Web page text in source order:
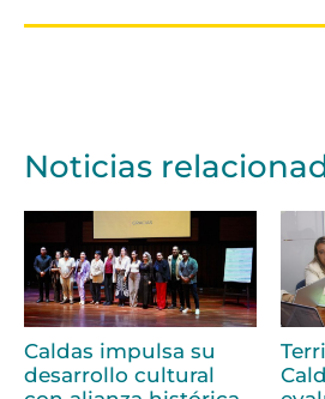
Noticias
Caldas impulsa su
desarrollo cultural